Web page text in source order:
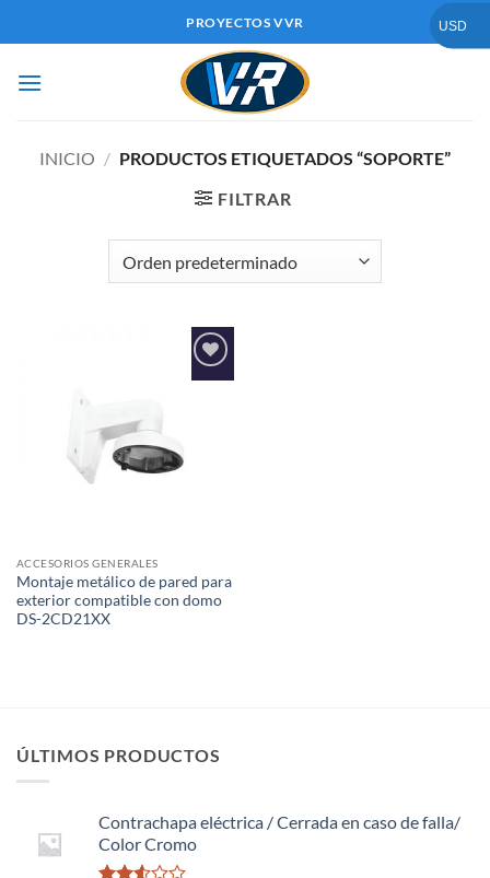
al
PROYECTOS VVR
INICIO / PRODUCTOS ETIQUETADOS “SOPORTE”
FILTRAR
Añadir
ACCESORIOS GENERALES
Montaje metálico de pared para
exterior compatible con domo
DS-2CD21XX
ÚLTIMOS PRODUCTOS
Contrachapa eléctrica / Cerrada en caso de falla/
Color Cromo
USD